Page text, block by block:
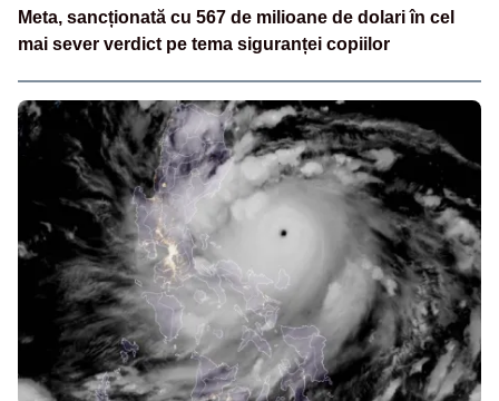
Meta, sancționată cu 567 de milioane de dolari în cel
mai sever verdict pe tema siguranței copiilor